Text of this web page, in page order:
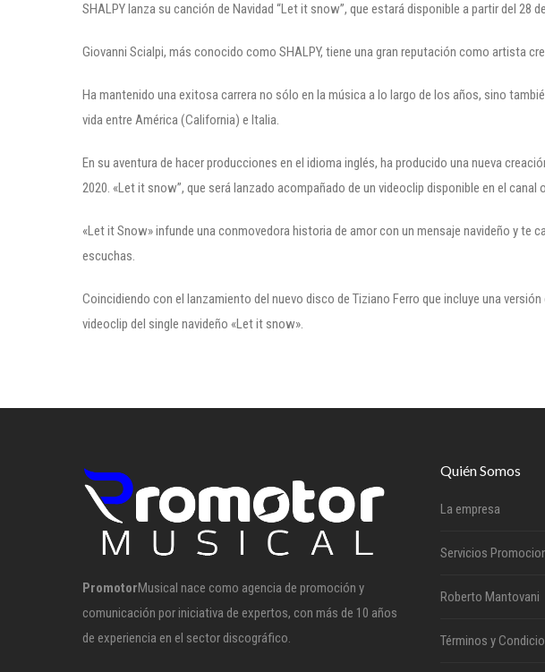
SHALPY lanza su canción de Navidad “Let it snow”, que estará disponible a partir del 28
Giovanni Scialpi, más conocido como SHALPY, tiene una gran reputación como artista
Ha mantenido una exitosa carrera no sólo en la música a lo largo de los años, sino
vida entre América (California) e Italia.
En su aventura de hacer producciones en el idioma inglés, ha producido una nueva
2020. «Let it snow”, que será lanzado acompañado de un videoclip disponible en el canal
«Let it Snow» infunde una conmovedora historia de amor con un mensaje navideño y te
escuchas.
Coincidiendo con el lanzamiento del nuevo disco de Tiziano Ferro que incluye una
videoclip del single navideño «Let it snow».
PromotorMusical nace como agencia de promoción y
comunicación por iniciativa de expertos, con más de 10 años
de experiencia en el sector discográfico.
Quién Somos
La empresa
Servicios
Roberto Mantovani
Términos y